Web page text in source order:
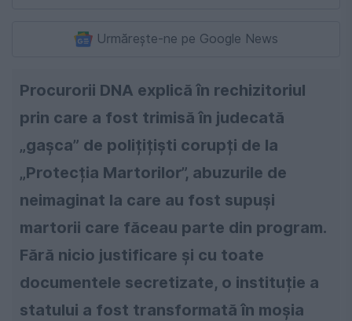
Urmărește-ne pe Google News
Procurorii DNA explică în rechizitoriul
prin care a fost trimisă în judecată
„gașca” de polițițiști corupți de la
„Protecția Martorilor”, abuzurile de
neimaginat la care au fost supuși
martorii care făceau parte din program.
Fără nicio justificare și cu toate
documentele secretizate, o instituție a
statului a fost transformată în moșia